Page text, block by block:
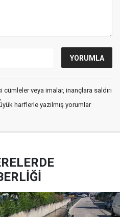
veya imalar, inançlara saldırı
harflerle yazılmış yorumlar